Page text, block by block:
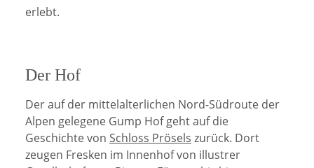
erlebt.
Der Hof
Der auf der mittelalterlichen Nord-Südroute der
Alpen gelegene Gump Hof geht auf die
Geschichte von Schloss Prösels zurück. Dort
zeugen Fresken im Innenhof von illustrer